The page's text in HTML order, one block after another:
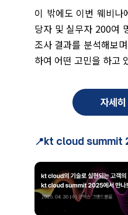
이 밖에도 이번 웨비
당자 및 실무자 200여
조사 결과를 분석해보
하여 어떤 고민을 하고
📍kt cloud summit